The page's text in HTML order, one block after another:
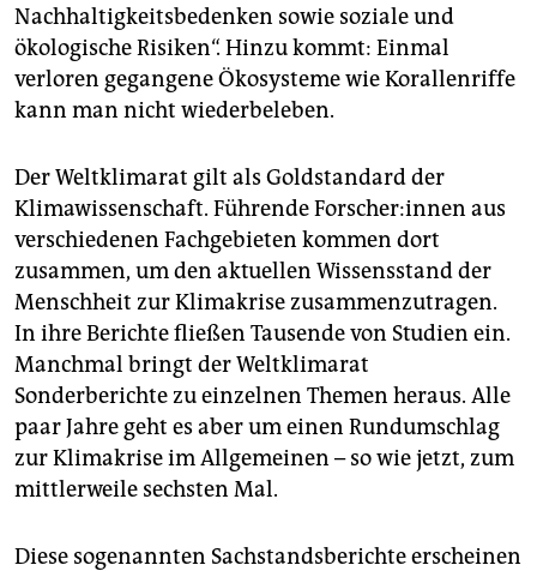
Nachhaltigkeitsbedenken sowie soziale und
ökologische Risiken“. Hinzu kommt: Einmal
verloren gegangene Ökosysteme wie Korallenriffe
kann man nicht wiederbeleben.
Der Weltklimarat gilt als Goldstandard der
Klimawissenschaft. Führende For­sche­r:in­nen aus
verschiedenen Fachgebieten kommen dort
zusammen, um den aktuellen Wissensstand der
Menschheit zur Klimakrise zusammenzutragen.
In ihre Berichte fließen Tausende von Studien ein.
Manchmal bringt der Weltklimarat
Sonderberichte zu einzelnen Themen heraus. Alle
paar Jahre geht es aber um einen Rundumschlag
zur Klimakrise im Allgemeinen – so wie jetzt, zum
mittlerweile sechsten Mal.
Diese sogenannten Sachstandsberichte erscheinen